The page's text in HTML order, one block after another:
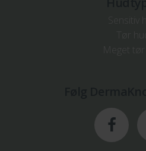
Tør hud
Meget tør